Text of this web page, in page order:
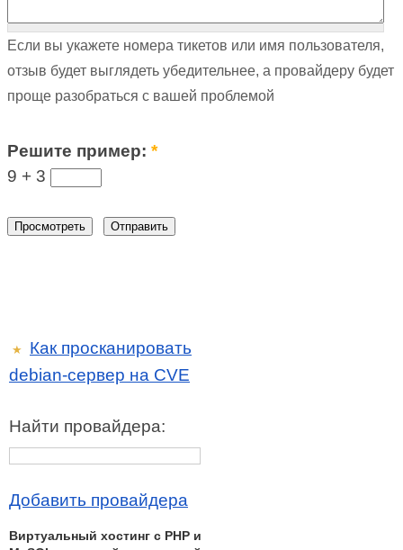
Если вы укажете номера тикетов или имя пользователя,
отзыв будет выглядеть убедительнее, а провайдеру будет
проще разобраться с вашей проблемой
Решите пример:*
9 + 3
★
Как просканировать
debian-сервер на CVE
Найти провайдера:
Добавить провайдера
Виртуальный хостинг c PHP и